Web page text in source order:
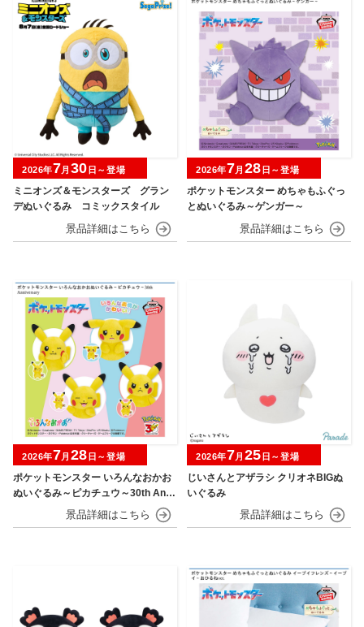
ミニオンズ＆モンスターズ グラン
デぬいぐるみ コミックスタイル
2026年7月 30 日～登場
ポケットモンスター めちゃもふぐっ
とぬいぐるみ～ゲンガー～
2026年7月 28 日～登場
ポケットモンスター いろんなおかお
ぬいぐるみ～ピカチュウ～30th Anni
2026年7月 28 日～登場
じいさんとアザラシ クリオネBIGぬ
いぐるみ
2026年7月 25 日～登場